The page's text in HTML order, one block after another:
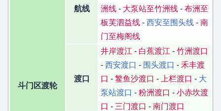
斗门区渡轮
航线
洲线 - 大泵站至竹洲线 - 布洲至
板芙泗益线 - 西安至围头线 - 南
门至梅阁线
渡口
井岸渡江 - 白蕉渡江 - 竹洲渡口
- 西安渡口 - 围头渡口 - 禾丰渡
口 - 鳘鱼沙渡口 - 上栏渡口 - 大
泵站渡口 - 粉洲渡口 - 小赤坎渡
口 - 三门渡口 - 南门渡口